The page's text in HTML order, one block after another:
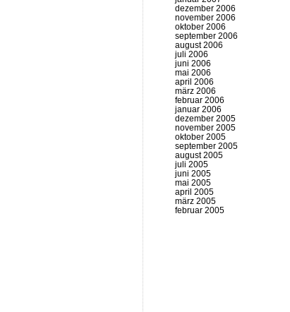
dezember 2006
november 2006
oktober 2006
september 2006
august 2006
juli 2006
juni 2006
mai 2006
april 2006
märz 2006
februar 2006
januar 2006
dezember 2005
november 2005
oktober 2005
september 2005
august 2005
juli 2005
juni 2005
mai 2005
april 2005
märz 2005
februar 2005